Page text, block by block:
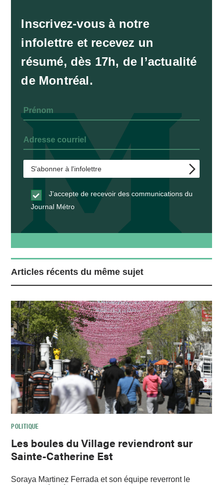
Inscrivez-vous à notre
infolettre et recevez un
résumé, dès 17h, de l’actualité
de Montréal.
J’accepte de recevoir des communications du
Journal Métro
Articles récents du même sujet
POLITIQUE
Les boules du Village reviendront sur
Sainte-Catherine Est
Soraya Martinez Ferrada et son équipe reverront le